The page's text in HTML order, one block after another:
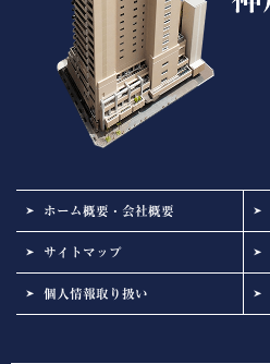
ホーム概要・会社概要
サイトマップ
個人情報取り扱い